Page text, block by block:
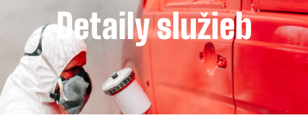
Detaily služieb